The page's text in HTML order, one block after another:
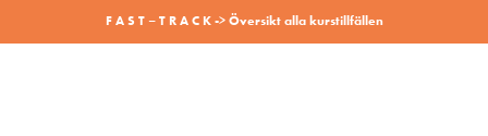
F A S T – T R A C K -> Översikt alla kurstillfällen